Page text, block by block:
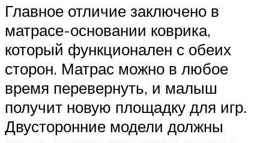
Главное отличие заключено в
матрасе-основании коврика,
который функционален с обеих
сторон. Матрас можно в любое
время перевернуть, и малыш
получит новую площадку для игр.
Двусторонние модели должны